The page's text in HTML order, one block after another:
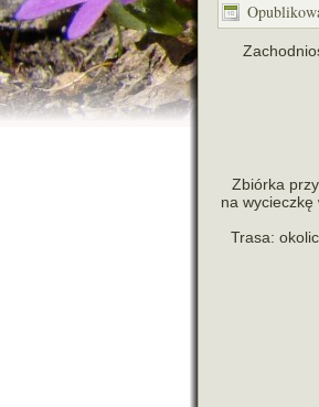
Zbiórka
na wycieczkę
Trasa: